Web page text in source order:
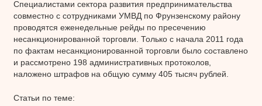
Специалистами сектора развития предпринимательства
совместно с сотрудниками УМВД по Фрунзенскому району
проводятся еженедельные рейды по пресечению
несанкционированной торговли. Только с начала 2011 года
по фактам несанкционированной торговли было составлено
и рассмотрено 198 административных протоколов,
наложено штрафов на общую сумму 405 тысяч рублей.
Статьи по теме: